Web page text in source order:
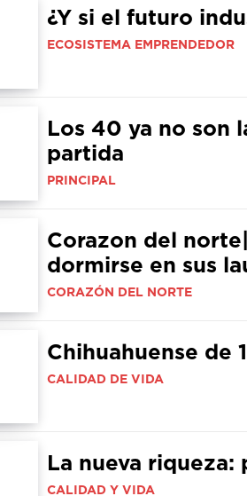
¿Y si el futuro
ECOSISTEMA EMPRENDEDOR
Los 40 ya no son
partida
PRINCIPAL
Corazon del
dormirse en sus
CORAZÓN DEL NORTE
Chihuahuense de
CALIDAD DE VIDA
La nueva
CALIDAD Y VIDA